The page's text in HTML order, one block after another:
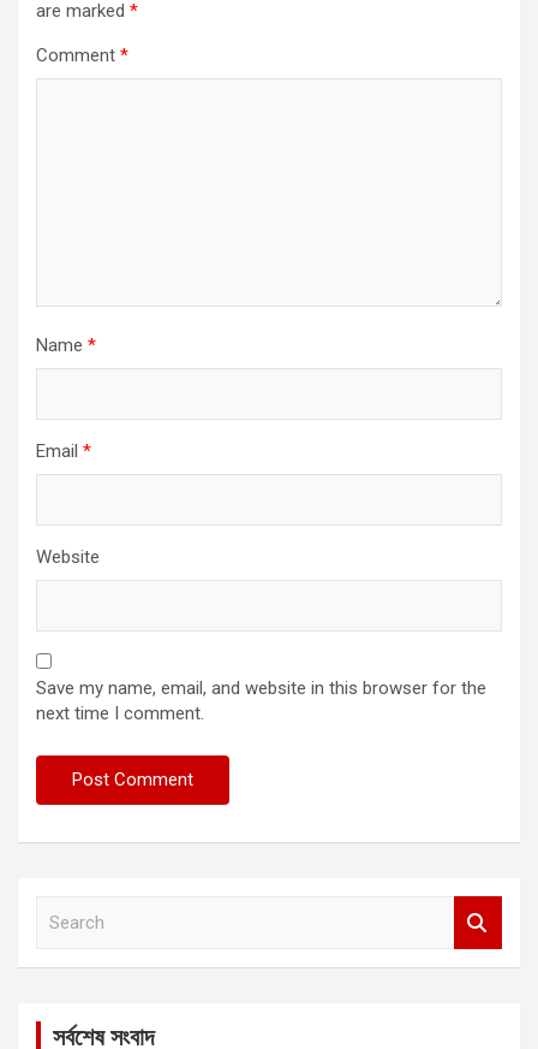
are marked *
Comment *
Name *
Email *
Website
Save my name, email, and website in this browser for the
next time I comment.
সর্বশেষ সংবাদ